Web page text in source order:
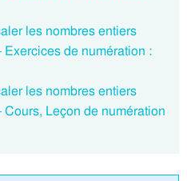
les nombres entiers
de numération :
les nombres entiers
Leçon de numération